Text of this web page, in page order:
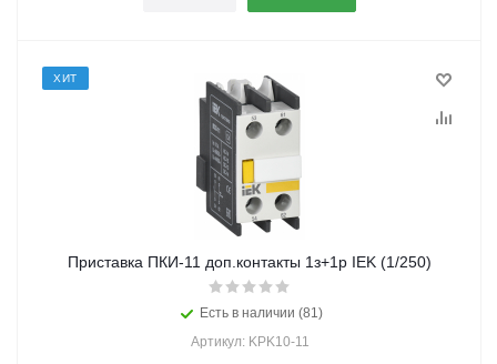
ХИТ
Приставка ПКИ-11 доп.контакты 1з+1р IEK (1/250)
Есть в наличии (81)
Артикул: KPK10-11